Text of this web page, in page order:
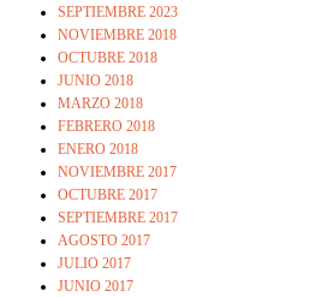
SEPTIEMBRE 2023
NOVIEMBRE 2018
OCTUBRE 2018
JUNIO 2018
MARZO 2018
FEBRERO 2018
ENERO 2018
NOVIEMBRE 2017
OCTUBRE 2017
SEPTIEMBRE 2017
AGOSTO 2017
JULIO 2017
JUNIO 2017